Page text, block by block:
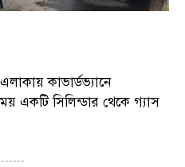
কাভার্ডভ্যানে
একটি সিলিন্ডার থেকে গ্যাস